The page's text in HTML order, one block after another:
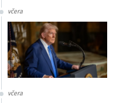
včera
včera